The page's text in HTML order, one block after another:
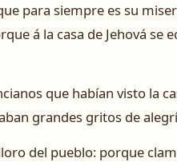
para siempre es su
á la casa de Jehová se
que habían visto la
grandes gritos de
del pueblo: porque